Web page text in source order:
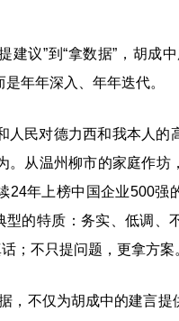
建议”到“拿数据”，胡成
年年深入、年年迭代。
人民对德力西和我本人的
。从温州柳市的家庭作坊
24年上榜中国企业500
的特质：务实、低调、
不只提问题，更拿方案
，不仅为胡成中的建言提